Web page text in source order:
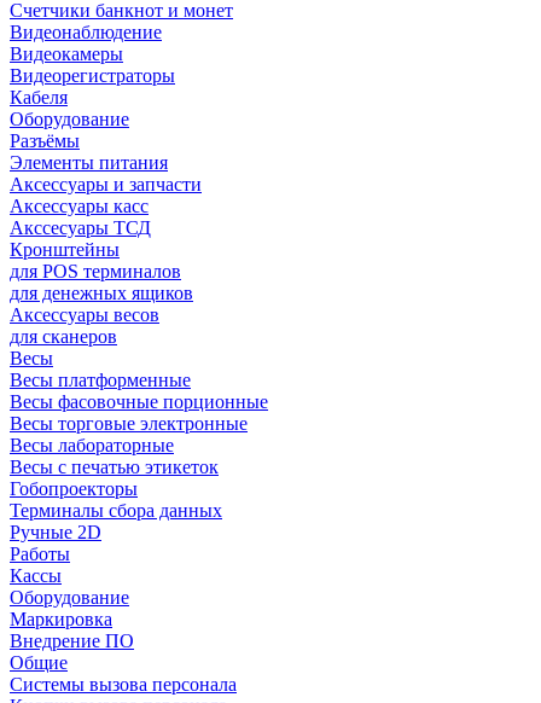
Счетчики банкнот и монет
Видеонаблюдение
Видеокамеры
Видеорегистраторы
Кабеля
Оборудование
Разъёмы
Элементы питания
Аксессуары и запчасти
Аксессуары касс
Акссесуары ТСД
Кронштейны
для POS терминалов
для денежных ящиков
Аксессуары весов
для сканеров
Весы
Весы платформенные
Весы фасовочные порционные
Весы торговые электронные
Весы лабораторные
Весы с печатью этикеток
Гобопроекторы
Терминалы сбора данных
Ручные 2D
Работы
Кассы
Оборудование
Маркировка
Внедрение ПО
Общие
Системы вызова персонала